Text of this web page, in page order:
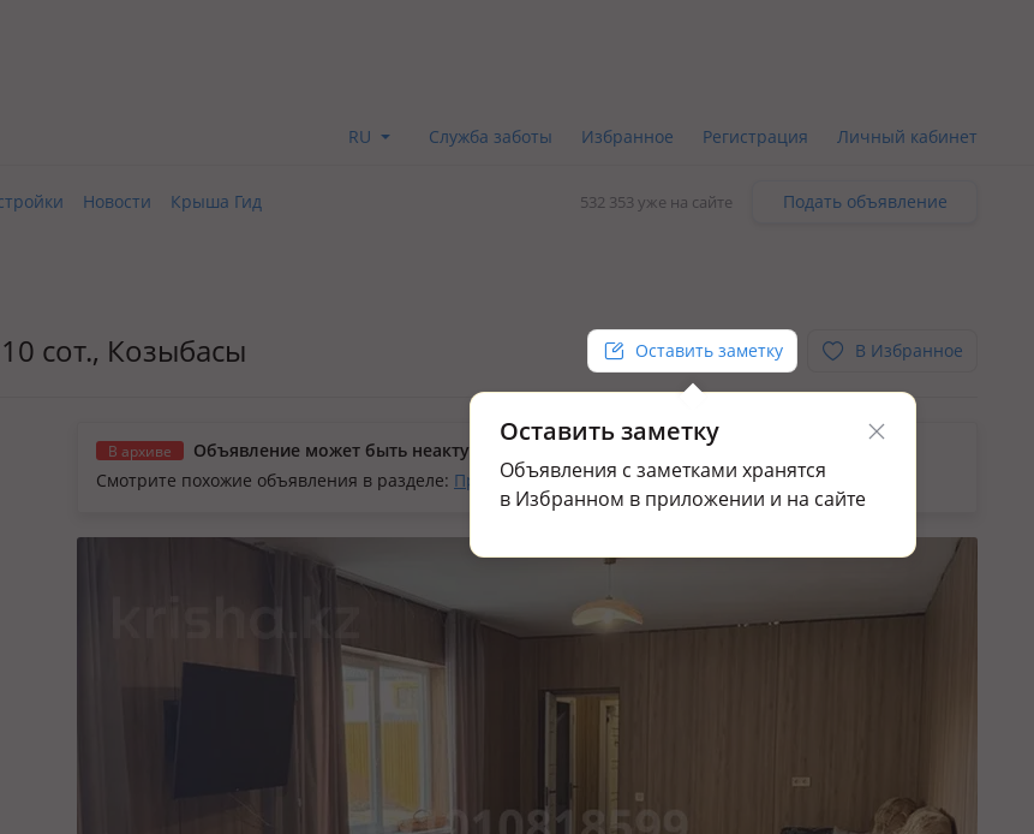
RU Служба заботы Избранное Регистрация Личный кабинет
Новости Крыша Гид 532 353 уже на сайте Подать объявление
сот., Козыбасы Оставить заметку
Оставить заметку
Объявления с заметками хранятся
в Избранном в приложении и на сайте
В Избранное
В архиве
Объявление может быть неактуальным.
Смотрите похожие объявления в разделе: Продажа домов и дач в Алматы р-н